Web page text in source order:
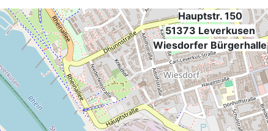
Hauptstr. 150
51373 Leverkusen
Wiesdorfer Bürgerhalle